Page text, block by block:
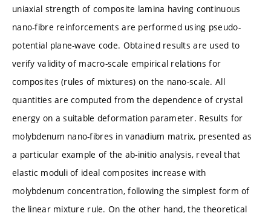
uniaxial strength of composite lamina having continuous
nano-fibre reinforcements are performed using pseudo-
potential plane-wave code. Obtained results are used to
verify validity of macro-scale empirical relations for
composites (rules of mixtures) on the nano-scale. All
quantities are computed from the dependence of crystal
energy on a suitable deformation parameter. Results for
molybdenum nano-fibres in vanadium matrix, presented as
a particular example of the ab-initio analysis, reveal that
elastic moduli of ideal composites increase with
molybdenum concentration, following the simplest form of
the linear mixture rule. On the other hand, the theoretical